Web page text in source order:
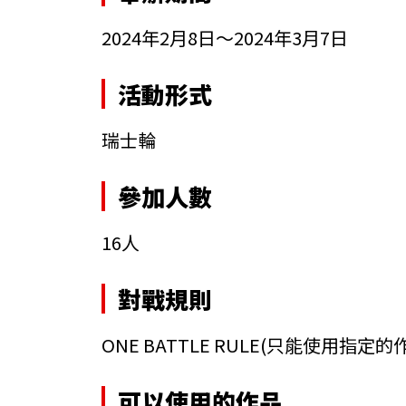
2024年2月8日～2024年3月7日
活動形式
瑞士輪
參加人數
16人
對戰規則
ONE BATTLE RULE(只能使用指定的